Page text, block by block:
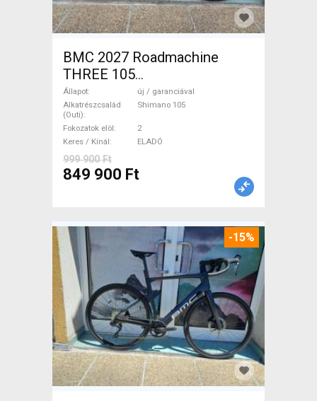
BMC 2027 Roadmachine
THREE 105
(47,51,54,56,58,61) Országúti
Shimano 105 tárcsafék új /
garanciával ELADÓ
Állapot
új / garanciával
Alkatrészcsalád
(Outi)
Shimano 105
Fokozatok elöl
2
Keres / Kínál
ELADÓ
999 900 Ft
849 900 Ft
-15%